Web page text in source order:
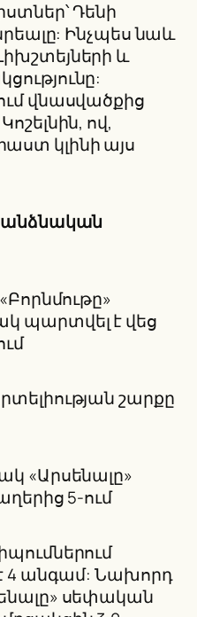
Դենի
Ինչպես նաև
և
վնասվածքից
ով,
կլինի այս
անձնական
պարտվել է վեց
շարքը
«Արսենալը»
5-ում
4 անգամ: Նախորդ
սեփական